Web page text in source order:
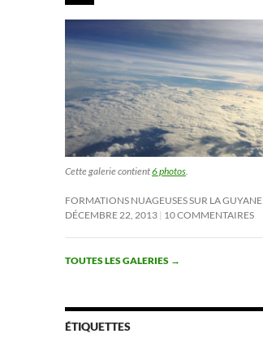
Cette galerie contient6 photos.
FORMATIONS NUAGEUSES SUR LA GUYANE
DÉCEMBRE 22, 2013 10 COMMENTAIRES
TOUTES LES GALERIES →
ÉTIQUETTES